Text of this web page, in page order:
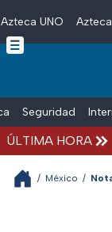
Skip to main
Azteca UNO
Seguridad
ÚLTIMA HORA
/ México /